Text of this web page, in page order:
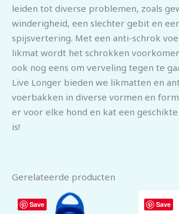
leiden tot diverse problemen, zoals
winderigheid, een slechter gebit en
spijsvertering. Met een anti-schrok
likmat wordt het schrokken
ook nog eens om verveling tegen te
Live Longer bieden we likmatten en
voerbakken in diverse vormen en
er voor elke hond en kat een
is!
Gerelateerde producten
Save Save